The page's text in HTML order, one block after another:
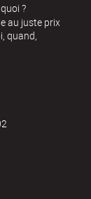
?
au juste prix
quand,